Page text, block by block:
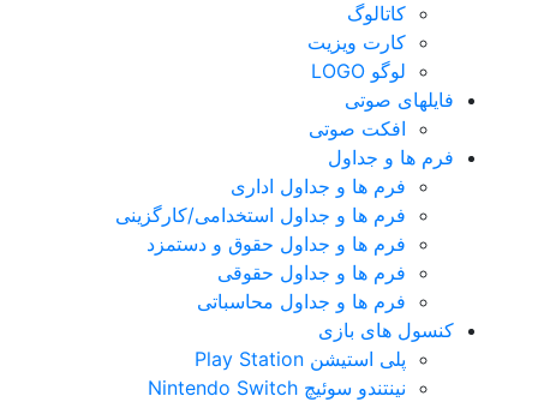
کاتالوگ
کارت ویزیت
لوگو LOGO
فایلهای صوتی
افکت صوتی
فرم ها و جداول
فرم ها و جداول اداری
فرم ها و جداول استخدامی/کارگزینی
فرم ها و جداول حقوق و دستمزد
فرم ها و جداول حقوقی
فرم ها و جداول محاسباتی
کنسول های بازی
پلی استیشن Play Station
نینتندو سوئیچ Nintendo Switch